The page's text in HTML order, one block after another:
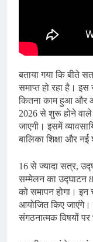
बताया गया कि बीते
समाप्त हो रहा है। इस
कितना काम हुआ और
2026 से शुरू होने वाले
जाएगी। इसमें
बालिका शिक्षा और
16 से ज्यादा सत्र,
सम्मेलन का उद्घाटन
को समापन होगा।
आयोजित किए जाएंगे।
संगठनात्मक विषयों पर